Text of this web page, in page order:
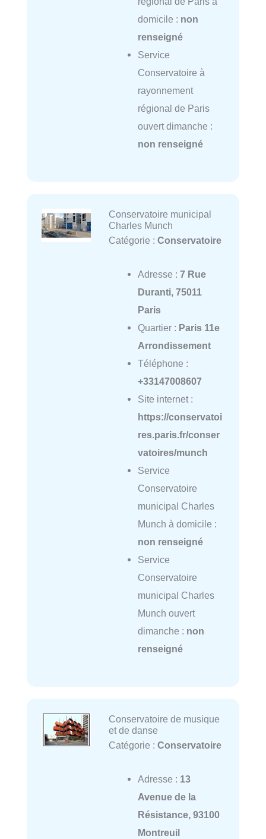
domicile : non
renseigné
Service
Conservatoire à
rayonnement
régional de Paris
ouvert dimanche :
non renseigné
Conservatoire municipal
Charles Munch
Catégorie : Conservatoire
Adresse : 7 Rue
Duranti, 75011
Paris
Quartier : Paris 11e
Arrondissement
Téléphone :
+33147008607
Site internet :
https://conservatoi
res.paris.fr/conser
vatoires/munch
Service
Conservatoire
municipal Charles
Munch à domicile :
non renseigné
Service
Conservatoire
municipal Charles
Munch ouvert
dimanche : non
renseigné
Conservatoire de musique
et de danse
Catégorie : Conservatoire
Adresse : 13
Avenue de la
Résistance, 93100
Montreuil